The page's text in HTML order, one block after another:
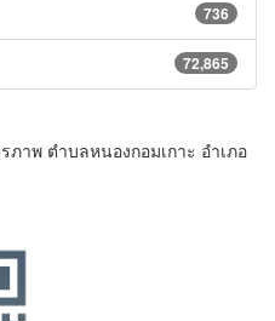
736
72,865
าพ ตำบลหนองกอมเกาะ อำเภอ